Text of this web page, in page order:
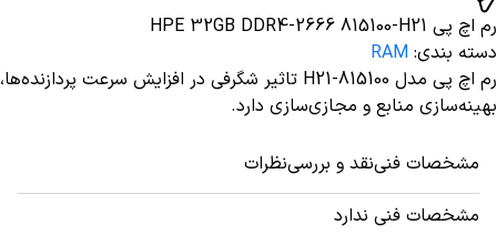
رم اچ پی HPE 32GB DDR4-2666 815100-H21
دسته بندی:
RAM
رم اچ پی مدل 815100-H21 تاثیر شگرفی در افزایش سرعت پردازنده‌ها،
بهینه‌سازی منابع و مجازی‌سازی دارد.
مشخصات فنینقد و بررسینظرات
مشخصات فنی ندارد